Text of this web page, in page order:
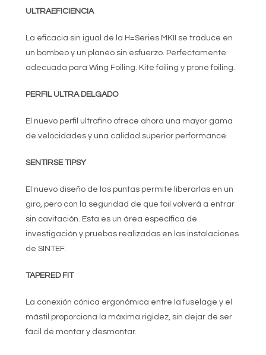
ULTRAEFICIENCIA
La eficacia sin igual de la H=Series MKII se traduce en
un bombeo y un planeo sin esfuerzo. Perfectamente
adecuada para Wing Foiling. Kite foiling y prone foiling.
PERFIL ULTRA DELGADO
El nuevo perfil ultrafino ofrece ahora una mayor gama
de velocidades y una calidad superior performance.
SENTIRSE TIPSY
El nuevo diseño de las puntas permite liberarlas en un
giro, pero con la seguridad de que foil volverá a entrar
sin cavitación. Esta es un área específica de
investigación y pruebas realizadas en las instalaciones
de SINTEF.
TAPERED FIT
La conexión cónica ergonómica entre la fuselage y el
mástil proporciona la máxima rigidez, sin dejar de ser
fácil de montar y desmontar.